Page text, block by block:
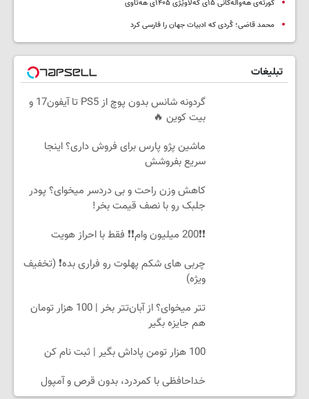
کورتەی هەواڵەکانی ۱۵ی گەلاوێژی ۱۴۰۵ی هەتاوی
محمد قاضی؛ کُردی که ادبیات جهان را فارسی کرد
تبلیغات
گردونه شانس بدون پوچ از PS5 تا آیفون17 و
بیت کوین 🔥
ماشین پژو پارس برای فروش داری؟ اینجا
سریع بفروشش
کاهش وزن راحت و بی دردسر میخوای؟ پودر
جلبک رو با نصف قیمت بخر!
❗❗200 میلیون وام❗❗ فقط با احراز هویت
چربی های شکم پهلوت رو فراری بده❗ (تخفیف
ویژه)
تتر میخوای؟ از آبان‌تتر بخر | 100 هزار تومان
هم جایزه بگیر
100 هزار تومن پاداش بگیر | ثبت نام کن
خداحافظی با کمردرد، بدون قرص و آمپول